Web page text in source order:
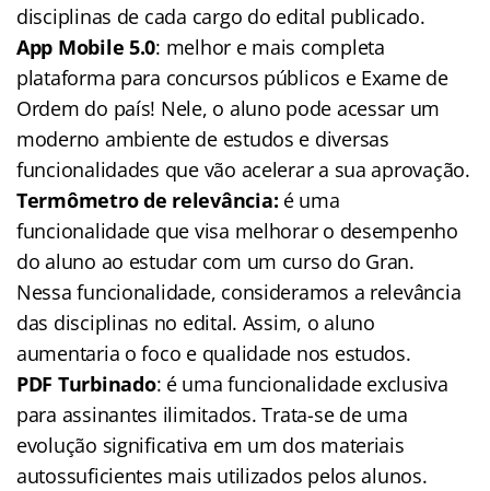
disciplinas de cada cargo do edital publicado.
App Mobile 5.0: melhor e mais completa
plataforma para concursos públicos e Exame de
Ordem do país! Nele, o aluno pode acessar um
moderno ambiente de estudos e diversas
funcionalidades que vão acelerar a sua aprovação.
Termômetro de relevância: é uma
funcionalidade que visa melhorar o desempenho
do aluno ao estudar com um curso do Gran.
Nessa funcionalidade, consideramos a relevância
das disciplinas no edital. Assim, o aluno
aumentaria o foco e qualidade nos estudos.
PDF Turbinado: é uma funcionalidade exclusiva
para assinantes ilimitados. Trata-se de uma
evolução significativa em um dos materiais
autossuficientes mais utilizados pelos alunos.